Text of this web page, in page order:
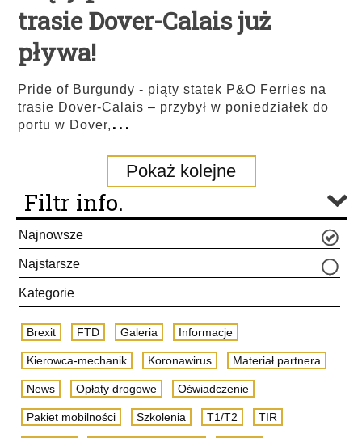
trasie Dover-Calais już
pływa!
Pride of Burgundy - piąty statek P&O Ferries na
trasie Dover-Calais – przybył w poniedziałek do
portu w Dover,...
Pokaż kolejne
Filtr info.
Najnowsze
Najstarsze
Kategorie
Brexit FTD Galeria Informacje
Kierowca-mechanik Koronawirus Materiał partnera
News Opłaty drogowe Oświadczenie
Pakiet mobilności Szkolenia T1/T2 TIR